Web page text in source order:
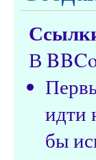
В
идти
бы